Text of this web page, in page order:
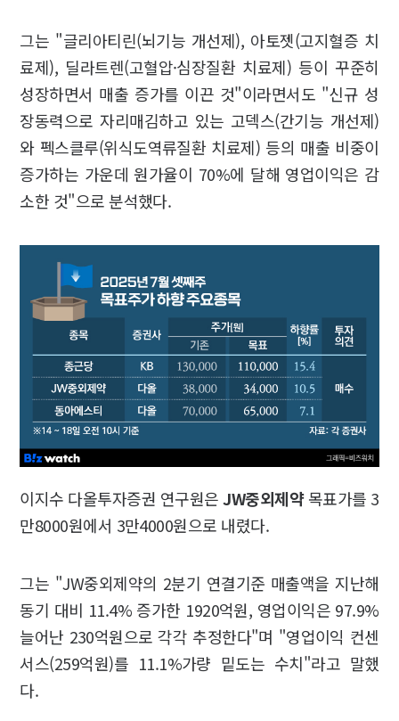
그는 "글리아티린(뇌기능 개선제), 아토젯(고지혈증 치
료제), 딜라트렌(고혈압·심장질환 치료제) 등이 꾸준히
성장하면서 매출 증가를 이끈 것"이라면서도 "신규 성
장동력으로 자리매김하고 있는 고덱스(간기능 개선제)
와 펙스클루(위식도역류질환 치료제) 등의 매출 비중이
증가하는 가운데 원가율이 70%에 달해 영업이익은 감
소한 것"으로 분석했다.
이지수 다올투자증권 연구원은JW중외제약목표가를 3
만8000원에서 3만4000원으로 내렸다.
그는 "JW중외제약의 2분기 연결기준 매출액을 지난해
동기 대비 11.4% 증가한 1920억원, 영업이익은 97.9%
늘어난 230억원으로 각각 추정한다"며 "영업이익 컨센
서스(259억원)를 11.1%가량 밑도는 수치"라고 말했
다.